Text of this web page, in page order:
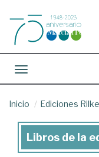
Toggle navigation
Inicio Ediciones Rilke
Libros
Libros de la